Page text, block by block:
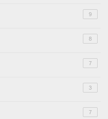
9
8
7
3
7